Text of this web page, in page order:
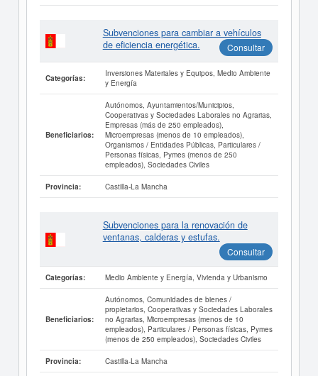
Subvenciones para cambiar a vehículos
de eficiencia energética.
Consultar
Categorías:
Inversiones Materiales y Equipos, Medio Ambiente
y Energía
Beneficiarios:
Autónomos, Ayuntamientos/Municipios,
Cooperativas y Sociedades Laborales no Agrarias,
Empresas (más de 250 empleados),
Microempresas (menos de 10 empleados),
Organismos / Entidades Públicas, Particulares /
Personas físicas, Pymes (menos de 250
empleados), Sociedades Civiles
Provincia: Castilla-La Mancha
Subvenciones para la renovación de
ventanas, calderas y estufas.
Consultar
Categorías: Medio Ambiente y Energía, Vivienda y Urbanismo
Beneficiarios:
Autónomos, Comunidades de bienes /
propietarios, Cooperativas y Sociedades Laborales
no Agrarias, Microempresas (menos de 10
empleados), Particulares / Personas físicas, Pymes
(menos de 250 empleados), Sociedades Civiles
Provincia: Castilla-La Mancha